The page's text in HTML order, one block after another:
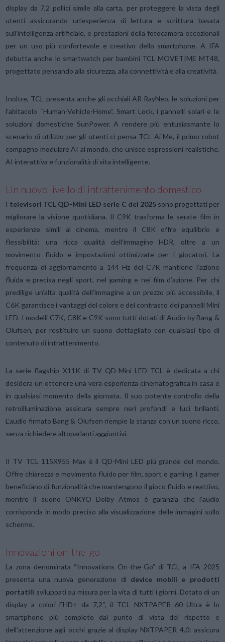
display da 7,2 pollici simile alla carta, per proteggere la vista degli
utenti assicurando un’esperienza di lettura e scrittura basata
sull’intelligenza artificiale, e prestazioni della fotocamera eccezionali
per un uso più confortevole e creativo dello smartphone. A IFA
debutta anche lo smartwatch per bambini TCL MOVETIME MT48,
progettato pensando alla sicurezza, alla connettività e alla creatività.
Inoltre, TCL presenta anche gli occhiali AR RayNeo, le soluzioni per
l’abitacolo “Human-Vehicle-Home”, Smart Lock, i pannelli solari e le
soluzioni domestiche SunPower. A rendere più entusiasmante lo
scenario di utilizzo per gli utenti ci pensa TCL Ai Me, il primo robot
compagno modulare AI al mondo, che unisce espressioni realistiche,
AI interattiva e funzionalità di vita intelligente.
Un nuovo livello di intrattenimento domestico
I televisori TCL QD-Mini LED serie C del 2025sono progettati per
migliorare la visione quotidiana. Il C9K trasforma le serate film in
esperienze simili al cinema, mentre il C8K offre equilibrio e
flessibilità: una ricca qualità dell’immagine HDR, oltre a un
movimento fluido e impostazioni ottimizzate per i giocatori. La
frequenza di aggiornamento a 144 Hz del C7K mantiene l’azione
fluida e precisa negli sport, nel gaming e nei film d’azione. Per chi
predilige un’alta qualità dell’immagine a un prezzo più accessibile, il
C6K garantisce i vantaggi del colore e del contrasto dei pannelli Mini
LED. I modelli C7K, C8K e C9K sono tutti dotati di Audio by Bang &
Olufsen, per restituire un suono dettagliato con qualsiasi tipo di
contenuto di intrattenimento.
La serie flagship X11K di TV QD-Mini LED TCL è dedicata a chi
desidera un ottenere una vera esperienza cinematografica in casa e
in qualsiasi momento della giornata. Il suo potente controllo della
retroilluminazione assicura sempre neri profondi e luci brillanti.
L’audio firmato Bang & Olufsen riempie la stanza con un suono ricco,
senza richiedere altoparlanti aggiuntivi.
Il TV TCL 115X955 Max è il QD-Mini LED più grande del mondo.
Offre chiarezza e movimento fluido per film, sport e gaming. I gamer
beneficiano di funzionalità che mantengono il gioco fluido e reattivo,
mentre il suono ONKYO Dolby Atmos è garanzia che l’audio
corrisponda in modo preciso alla visualizzazione delle immagini sullo
schermo.
Innovazioni on-the-go
La zona denominata “Innovations On-the-Go” di TCL a IFA 2025
presenta una nuova generazione di device mobili e prodotti
portatili sviluppati su misura per la vita di tutti i giorni. Dotato di un
display a colori FHD+ da 7,2″, il TCL NXTPAPER 60 Ultra è lo
smartphone più completo dal punto di vista del rispetto e
dell’attenzione agli occhi grazie al display NXTPAPER 4.0: assicura